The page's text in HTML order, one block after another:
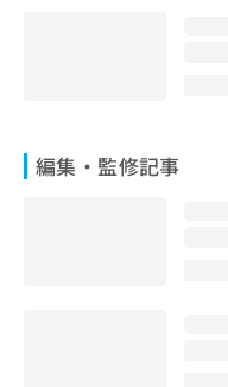
編集・監修記事